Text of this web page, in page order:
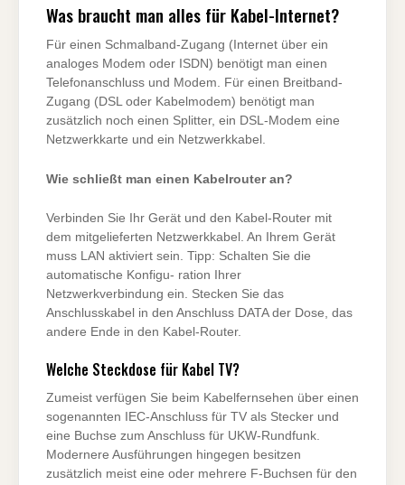
Was braucht man alles für Kabel-Internet?
Für einen Schmalband-Zugang (Internet über ein
analoges Modem oder ISDN) benötigt man einen
Telefonanschluss und Modem. Für einen Breitband-
Zugang (DSL oder Kabelmodem) benötigt man
zusätzlich noch einen Splitter, ein DSL-Modem eine
Netzwerkkarte und ein Netzwerkkabel.
Wie schließt man einen Kabelrouter an?
Verbinden Sie Ihr Gerät und den Kabel-Router mit
dem mitgelieferten Netzwerkkabel. An Ihrem Gerät
muss LAN aktiviert sein. Tipp: Schalten Sie die
automatische Konfigu- ration Ihrer
Netzwerkverbindung ein. Stecken Sie das
Anschlusskabel in den Anschluss DATA der Dose, das
andere Ende in den Kabel-Router.
Welche Steckdose für Kabel TV?
Zumeist verfügen Sie beim Kabelfernsehen über einen
sogenannten IEC-Anschluss für TV als Stecker und
eine Buchse zum Anschluss für UKW-Rundfunk.
Modernere Ausführungen hingegen besitzen
zusätzlich meist eine oder mehrere F-Buchsen für den